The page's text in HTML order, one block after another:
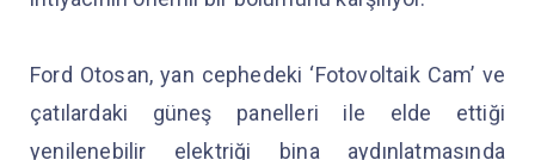
Ford Otosan, yan cephedeki ‘Fotovoltaik Cam’ ve
çatılardaki güneş panelleri ile elde ettiği
yenilenebilir elektriği bina aydınlatmasında